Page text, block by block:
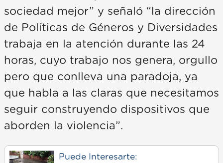
sociedad mejor” y señaló “la dirección
de Políticas de Géneros y Diversidades
trabaja en la atención durante las 24
horas, cuyo trabajo nos genera, orgullo
pero que conlleva una paradoja, ya
que habla a las claras que necesitamos
seguir construyendo dispositivos que
aborden la violencia”.
Puede Interesarte: